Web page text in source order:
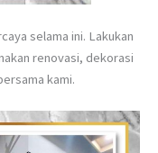
selama ini. Lakukan
renovasi, dekorasi
kami.